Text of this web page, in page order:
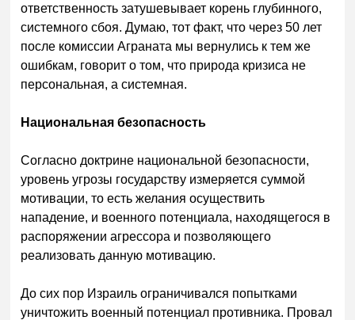
ответственность затушевывает корень глубинного,
системного сбоя. Думаю, тот факт, что через 50 лет
после комиссии Аграната мы вернулись к тем же
ошибкам, говорит о том, что природа кризиса не
персональная, а системная.
Национальная безопасность
Согласно доктрине национальной безопасности,
уровень угрозы государству измеряется суммой
мотивации, то есть желания осуществить
нападение, и военного потенциала, находящегося в
распоряжении агрессора и позволяющего
реализовать данную мотивацию.
До сих пор Израиль ограничивался попытками
уничтожить военный потенциал противника. Провал